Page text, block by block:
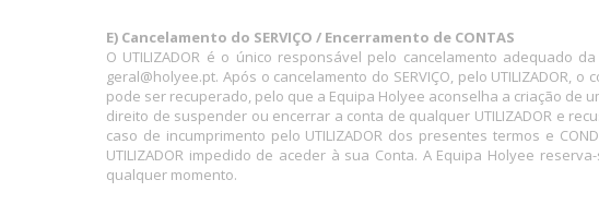
E) Cancelamento do SERVIÇO / Encerramento de CONTAS
O UTILIZADOR é o único responsável pelo cancelamento
geral@holyee.pt. Após o cancelamento do SERVIÇO, pelo
pode ser recuperado, pelo que a Equipa Holyee aconselha a criação de
direito de suspender ou encerrar a conta de qualquer UTILIZADOR e
caso de incumprimento pelo UTILIZADOR dos presentes termos e
UTILIZADOR impedido de aceder à sua Conta. A Equipa Holyee
qualquer momento.